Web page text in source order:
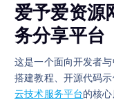
爱予爱资源
务分享平台
这是一个面向开发者
搭建教程、开源代码
云技术服务平台的核心